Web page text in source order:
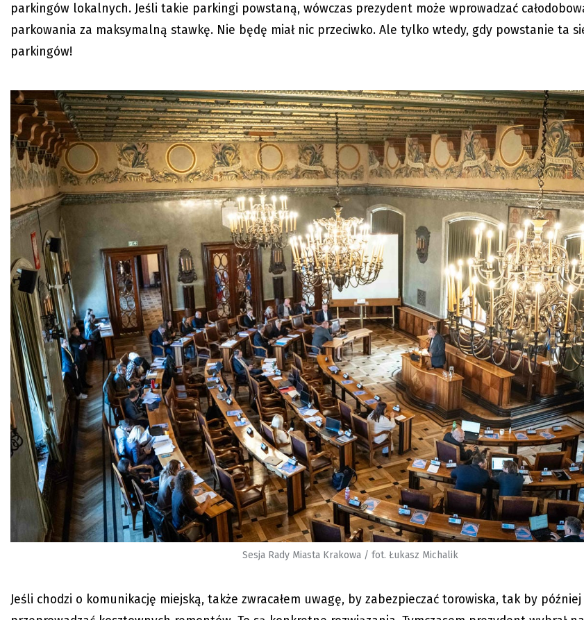
parkingów lokalnych. Jeśli takie parkingi powstaną, wówczas prezydent może wprowadzać
parkowania za maksymalną stawkę. Nie będę miał nic przeciwko. Ale tylko wtedy, gdy powstanie ta
parkingów!
Sesja Rady Miasta Krakowa / fot. Łukasz Michalik
Jeśli chodzi o komunikację miejską, także zwracałem uwagę, by zabezpieczać torowiska, tak by